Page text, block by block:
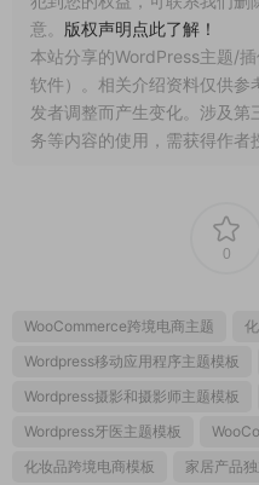
意。 版权声明点此了解！
本站分享的WordPress主题/
软件）。相关介绍资料仅供参
发者调整而产生变化。涉及第
务等内容的使用，需获得作者
0
WooCommerce跨境电商主题
Wordpress移动应用程序主题模板
Wordpress摄影和摄影师主题模板
Wordpress牙医主题模板
化妆品跨境电商模板
家居产品